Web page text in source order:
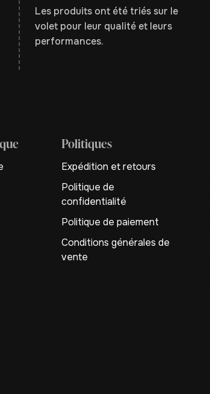
Les produits ont été triés sur le
volet pour leur qualité et leurs
performances.
Politiques
Expédition et retours
Politique de
confidentialité
Politique de paiement
Conditions générales de
vente